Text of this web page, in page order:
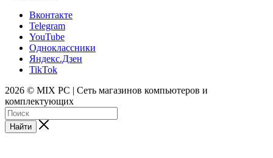
Вконтакте
Telegram
YouTube
Одноклассники
Яндекс.Дзен
TikTok
2026 © MIX PC | Сеть магазинов компьютеров и
комплектующих
Найти